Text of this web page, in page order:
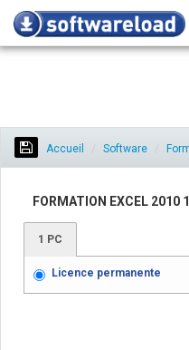
Accueil Software
FORMATION EXCEL 2010
1 PC
Licence permanente